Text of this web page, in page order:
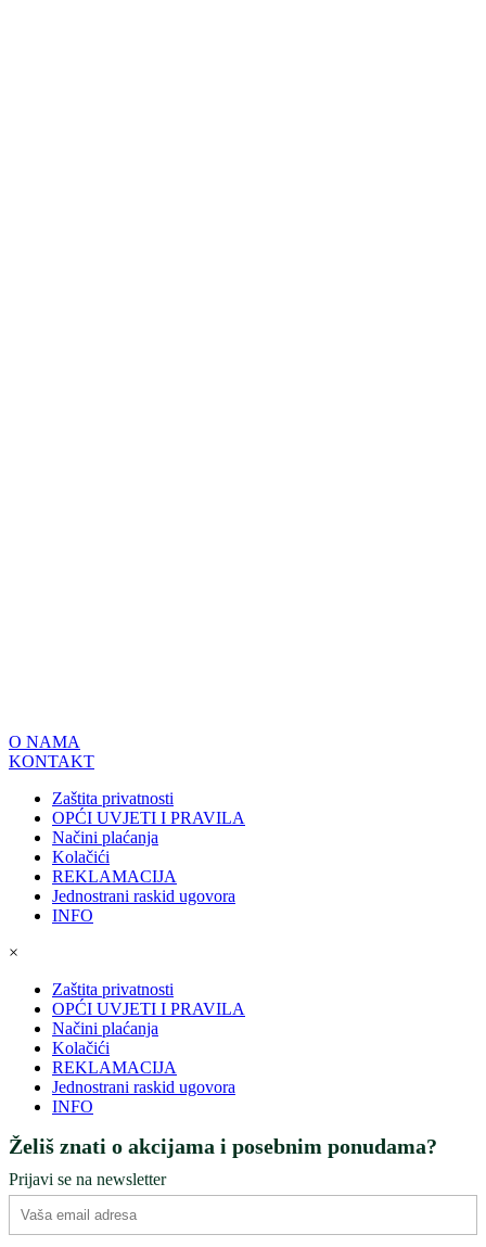
O NAMA
KONTAKT
Zaštita privatnosti
OPĆI UVJETI I PRAVILA
Načini plaćanja
Kolačići
REKLAMACIJA
Jednostrani raskid ugovora
INFO
×
Zaštita privatnosti
OPĆI UVJETI I PRAVILA
Načini plaćanja
Kolačići
REKLAMACIJA
Jednostrani raskid ugovora
INFO
Želiš znati o akcijama i posebnim ponudama?
Prijavi se na newsletter